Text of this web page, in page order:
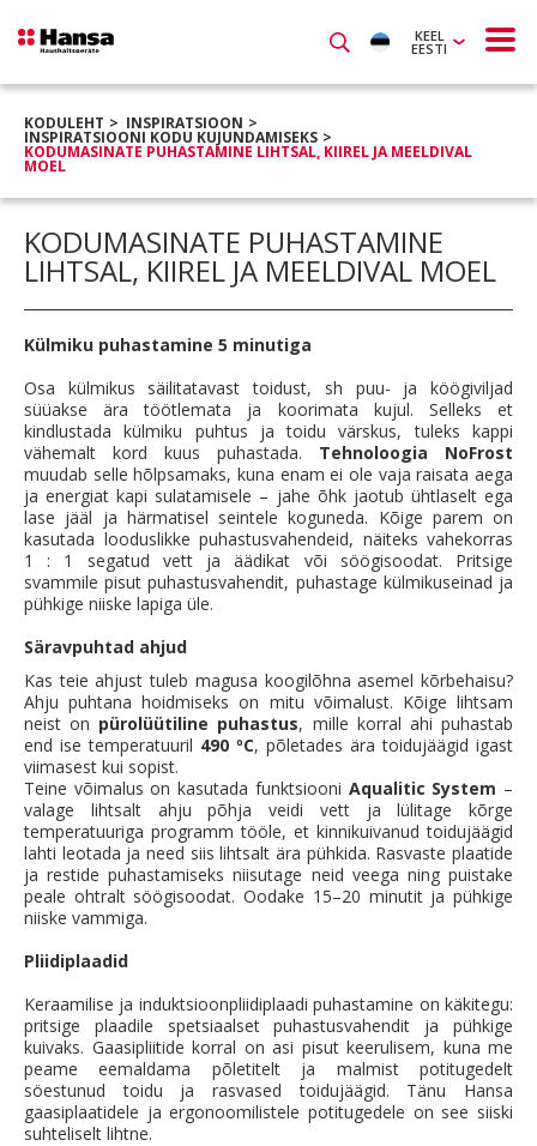
KEEL
EESTI
KODULEHT INSPIRATSIOON
INSPIRATSIOONI KODU KUJUNDAMISEKS
KODUMASINATE PUHASTAMINE LIHTSAL, KIIREL JA MEELDIVAL
MOEL
KODUMASINATE PUHASTAMINE
LIHTSAL, KIIREL JA MEELDIVAL MOEL
Külmiku puhastamine 5 minutiga
Osa külmikus säilitatavast toidust, sh puu- ja köögiviljad
süüakse ära töötlemata ja koorimata kujul. Selleks et
kindlustada külmiku puhtus ja toidu värskus, tuleks kappi
vähemalt kord kuus puhastada. Tehnoloogia NoFrost
muudab selle hõlpsamaks, kuna enam ei ole vaja raisata aega
ja energiat kapi sulatamisele – jahe õhk jaotub ühtlaselt ega
lase jääl ja härmatisel seintele koguneda. Kõige parem on
kasutada looduslikke puhastusvahendeid, näiteks vahekorras
1 : 1 segatud vett ja äädikat või söögisoodat. Pritsige
svammile pisut puhastusvahendit, puhastage külmikuseinad ja
pühkige niiske lapiga üle.
Säravpuhtad ahjud
Kas teie ahjust tuleb magusa koogilõhna asemel kõrbehaisu?
Ahju puhtana hoidmiseks on mitu võimalust. Kõige lihtsam
neist on pürolüütiline puhastus, mille korral ahi puhastab
end ise temperatuuril 490 ºC, põletades ära toidujäägid igast
viimasest kui sopist.
Teine võimalus on kasutada funktsiooni Aqualitic System –
valage lihtsalt ahju põhja veidi vett ja lülitage kõrge
temperatuuriga programm tööle, et kinnikuivanud toidujäägid
lahti leotada ja need siis lihtsalt ära pühkida. Rasvaste plaatide
ja restide puhastamiseks niisutage neid veega ning puistake
peale ohtralt söögisoodat. Oodake 15–20 minutit ja pühkige
niiske vammiga.
Pliidiplaadid
Keraamilise ja induktsioonpliidiplaadi puhastamine on käkitegu:
pritsige plaadile spetsiaalset puhastusvahendit ja pühkige
kuivaks. Gaasipliitide korral on asi pisut keerulisem, kuna me
peame eemaldama põletitelt ja malmist potitugedelt
söestunud toidu ja rasvased toidujäägid. Tänu Hansa
gaasiplaatidele ja ergonoomilistele potitugedele on see siiski
suhteliselt lihtne.